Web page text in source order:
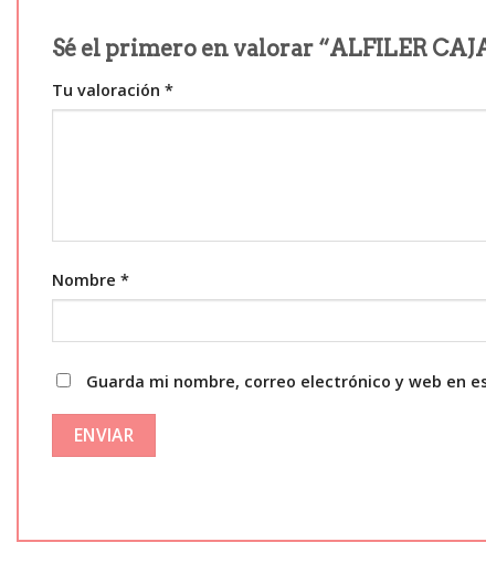
Sé el primero en valorar “ALFILER
Tu valoración *
Nombre *
Guarda mi nombre, correo electrónico y web en